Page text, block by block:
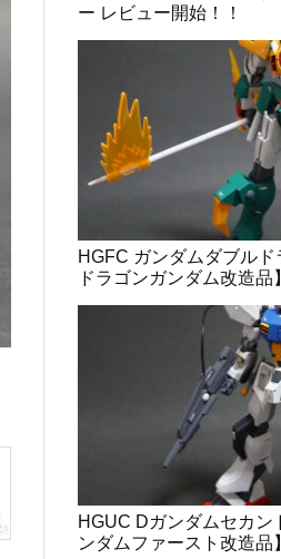
ー レビュー開始！！
HGFC ガンダムダブル
ドラゴンガンダム改造品
HGUC Dガンダムセカン
ンダムファースト改造品